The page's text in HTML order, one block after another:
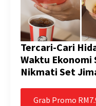
Tercari-Cari
Waktu Ekonomi
Nikmati Set
Grab Promo